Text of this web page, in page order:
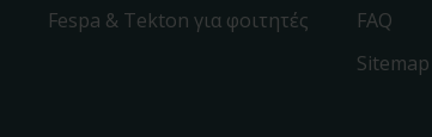
Fespa & Tekton για φοιτητές
FAQ
Sitemap